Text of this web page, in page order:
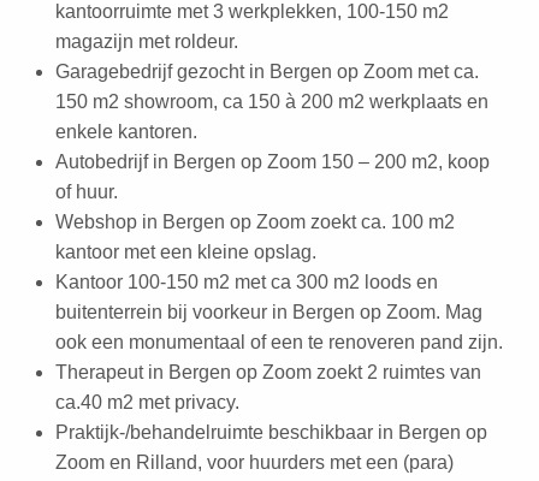
kantoorruimte met 3 werkplekken, 100-150 m2
magazijn met roldeur.
Garagebedrijf gezocht in Bergen op Zoom met ca.
150 m2 showroom, ca 150 à 200 m2 werkplaats en
enkele kantoren.
Autobedrijf in Bergen op Zoom 150 – 200 m2, koop
of huur.
Webshop in Bergen op Zoom zoekt ca. 100 m2
kantoor met een kleine opslag.
Kantoor 100-150 m2 met ca 300 m2 loods en
buitenterrein bij voorkeur in Bergen op Zoom. Mag
ook een monumentaal of een te renoveren pand zijn.
Therapeut in Bergen op Zoom zoekt 2 ruimtes van
ca.40 m2 met privacy.
Praktijk-/behandelruimte beschikbaar in Bergen op
Zoom en Rilland, voor huurders met een (para)